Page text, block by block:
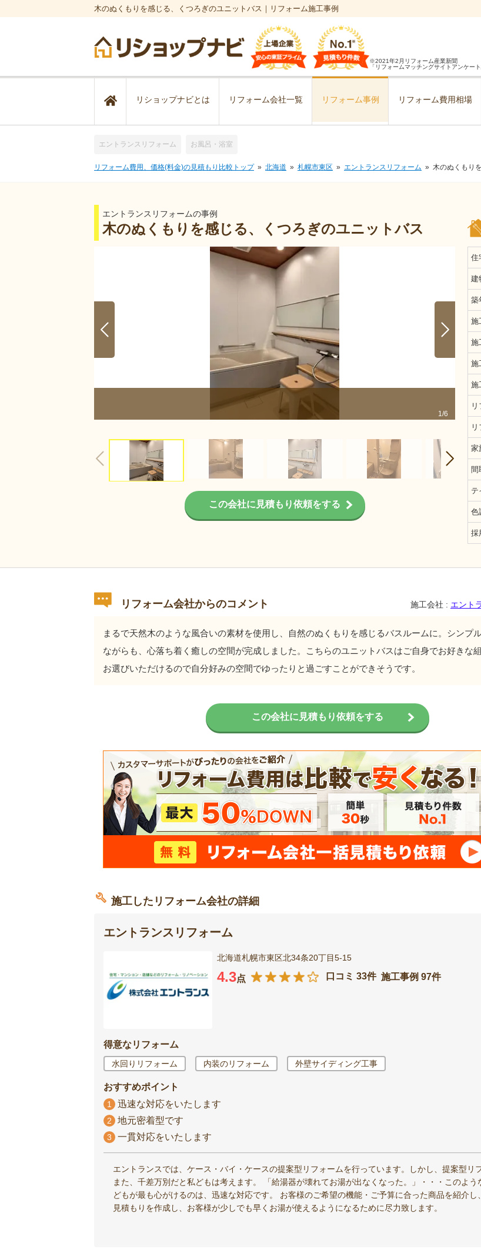
木のぬくもりを感じる、くつろぎのユニットバス｜リフォーム施工事例
※2021年2月リフォーム産業新聞
「リフォームマッチングサイトアンケー
リショップナビとは リフォーム会社一覧 リフォーム事例 リフォーム費用相場
エントランスリフォーム お風呂・浴室
リフォーム費用、価格(料金)の見積もり比較トップ 北海道 札幌市東区 エントランスリフォーム 木のぬくもり
エントランスリフォームの事例
木のぬくもりを感じる、くつろぎのユニットバス
1/6
この会社に見積もり依頼をする
住
建
築
施
施
施
施
家
間
テ
色
採
リフォーム会社からのコメント 施工会社 : エント
まるで天然木のような風合いの素材を使用し、自然のぬくもりを感じるバスルームに。シンプ
ながらも、心落ち着く癒しの空間が完成しました。こちらのユニットバスはご自身でお好きな
お選びいただけるので自分好みの空間でゆったりと過ごすことができそうです。
この会社に見積もり依頼をする
施工したリフォーム会社の詳細
エントランスリフォーム
北海道札幌市東区北34条20丁目5-15
4.3点 口コミ 33件 施工事例 97件
得意なリフォーム
水回りリフォーム 内装のリフォーム 外壁サイディング工事
おすすめポイント
1 迅速な対応をいたします
2 地元密着型です
3 一貫対応をいたします
エントランスでは、ケース・バイ・ケースの提案型リフォームを行っています。しかし、提案型リ
また、千差万別だと私どもは考えます。 「給湯器が壊れてお湯が出なくなった。」・・・このよう
どもが最も心がけるのは、迅速な対応です。 お客様のご希望の機能・ご予算に合った商品を紹介し
見積もりを作成し、お客様が少しでも早くお湯が使えるようになるために尽力致します。